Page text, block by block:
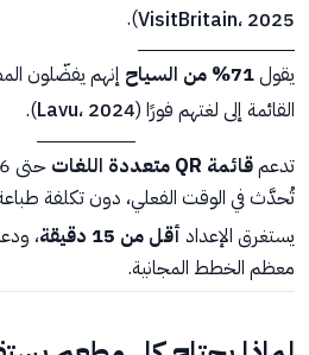
VisitBritain، 2025).
يقول71% من السياح
إنهم يفضّلون
القائمة إلى لغتهم فورًا (Lavu، 2024).
تدعمقائمة QR متعددة اللغات
تُحدَّث في الوقت الفعلي، دون تكلفة
يستغرق الإعداد أقل من 15 دقيقة
،
معظم الخطط المجانية.